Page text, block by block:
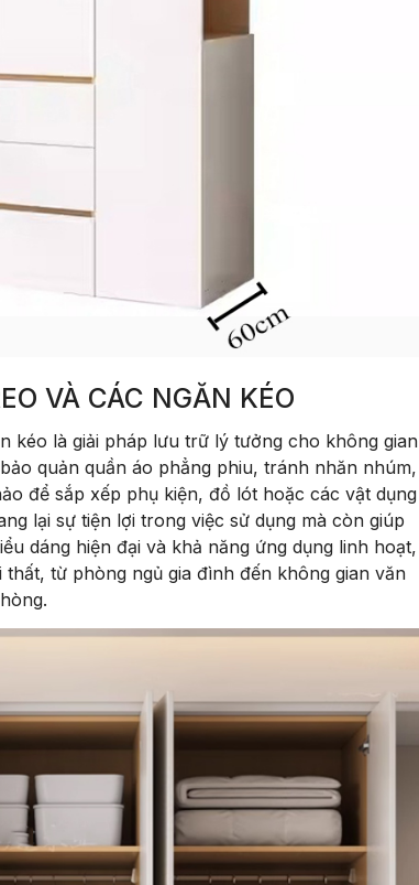
VÀ CÁC NGĂN KÉO
kéo là giải pháp lưu trữ lý tưởng cho không gian
quản quần áo phẳng phiu, tránh nhăn nhúm,
để sắp xếp phụ kiện, đồ lót hoặc các vật dụng
lại sự tiện lợi trong việc sử dụng mà còn giúp
dáng hiện đại và khả năng ứng dụng linh hoạt,
từ phòng ngủ gia đình đến không gian văn